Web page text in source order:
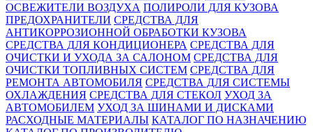
ОСВЕЖИТЕЛИ ВОЗДУХА ПОЛИРОЛИ ДЛЯ КУЗОВА
ПРЕДОХРАНИТЕЛИ СРЕДСТВА ДЛЯ
АНТИКОРРОЗИОННОЙ ОБРАБОТКИ КУЗОВА
СРЕДСТВА ДЛЯ КОНДИЦИОНЕРА СРЕДСТВА ДЛЯ
ОЧИСТКИ И УХОДА ЗА САЛОНОМ СРЕДСТВА ДЛЯ
ОЧИСТКИ ТОПЛИВНЫХ СИСТЕМ СРЕДСТВА ДЛЯ
РЕМОНТА АВТОМОБИЛЯ СРЕДСТВА ДЛЯ СИСТЕМЫ
ОХЛАЖДЕНИЯ СРЕДСТВА ДЛЯ СТЕКОЛ УХОД ЗА
АВТОМОБИЛЕМ УХОД ЗА ШИНАМИ И ДИСКАМИ
РАСХОДНЫЕ МАТЕРИАЛЫ КАТАЛОГ ПО НАЗНАЧЕНИЮ